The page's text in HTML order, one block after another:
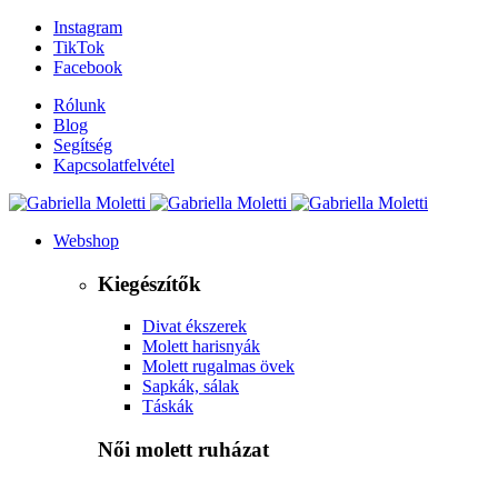
Instagram
TikTok
Facebook
Rólunk
Blog
Segítség
Kapcsolatfelvétel
Webshop
Kiegészítők
Divat ékszerek
Molett harisnyák
Molett rugalmas övek
Sapkák, sálak
Táskák
Női molett ruházat